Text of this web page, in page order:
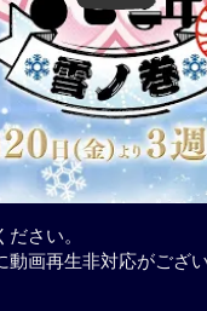
さい。
画再生非対応がござい